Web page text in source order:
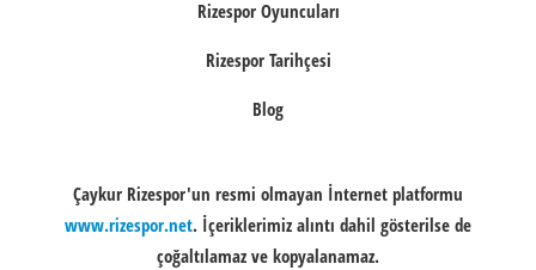
Rizespor Oyuncuları
Rizespor Tarihçesi
Blog
Çaykur Rizespor'un resmi olmayan İnternet platformu
www.rizespor.net. İçeriklerimiz alıntı dahil gösterilse de
çoğaltılamaz ve kopyalanamaz.